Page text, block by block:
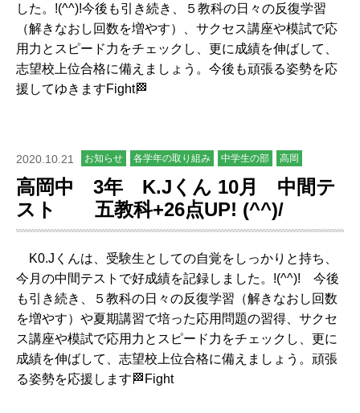
した。!(^^)!今後も引き続き、５教科の日々の反復学習
（解きなおし回数を増やす）、サクセス講座や模試で応
用力とスピード力をチェックし、更に成績を伸ばして、
志望校上位合格に備えましょう。今後も頑張る姿勢を応
援してゆきますFight🏁
2020.10.21 お知らせ 各学年の取り組み 中学生の部 高岡
高岡中 3年 K.Jくん 10月 中間テ
スト 五教科+26点UP! (^^)/
K0.Jくんは、受験生としての自覚をしっかりと持ち、
今月の中間テストで好成績を記録しました。!(^^)! 今後
も引き続き、５教科の日々の反復学習（解きなおし回数
を増やす）や夏期講習で培った応用問題の習得、サクセ
ス講座や模試で応用力とスピード力をチェックし、更に
成績を伸ばして、志望校上位合格に備えましょう。頑張
る姿勢を応援します🏁Fight